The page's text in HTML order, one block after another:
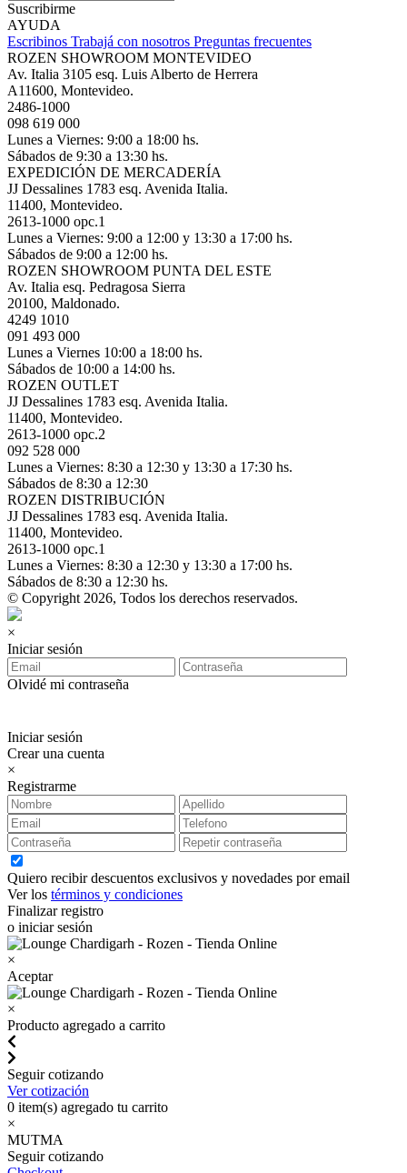
Suscribirme
AYUDA
Escribinos Trabajá con nosotros Preguntas frecuentes
ROZEN SHOWROOM MONTEVIDEO
Av. Italia 3105 esq. Luis Alberto de Herrera
A11600, Montevideo.
2486-1000
098 619 000
Lunes a Viernes: 9:00 a 18:00 hs.
Sábados de 9:30 a 13:30 hs.
EXPEDICIÓN DE MERCADERÍA
JJ Dessalines 1783 esq. Avenida Italia.
11400, Montevideo.
2613-1000 opc.1
Lunes a Viernes: 9:00 a 12:00 y 13:30 a 17:00 hs.
Sábados de 9:00 a 12:00 hs.
ROZEN SHOWROOM PUNTA DEL ESTE
Av. Italia esq. Pedragosa Sierra
20100, Maldonado.
4249 1010
091 493 000
Lunes a Viernes 10:00 a 18:00 hs.
Sábados de 10:00 a 14:00 hs.
ROZEN OUTLET
JJ Dessalines 1783 esq. Avenida Italia.
11400, Montevideo.
2613-1000 opc.2
092 528 000
Lunes a Viernes: 8:30 a 12:30 y 13:30 a 17:30 hs.
Sábados de 8:30 a 12:30
ROZEN DISTRIBUCIÓN
JJ Dessalines 1783 esq. Avenida Italia.
11400, Montevideo.
2613-1000 opc.1
Lunes a Viernes: 8:30 a 12:30 y 13:30 a 17:00 hs.
Sábados de 8:30 a 12:30 hs.
© Copyright 2026, Todos los derechos reservados.
×
Iniciar sesión
Olvidé mi contraseña
Iniciar sesión
Crear una cuenta
×
Registrarme
Quiero recibir descuentos exclusivos y novedades por email
Ver los términos y condiciones
Finalizar registro
o iniciar sesión
×
Aceptar
×
Producto agregado a carrito
Seguir cotizando
Ver cotización
0 item(s) agregado tu carrito
×
MUTMA
Seguir cotizando